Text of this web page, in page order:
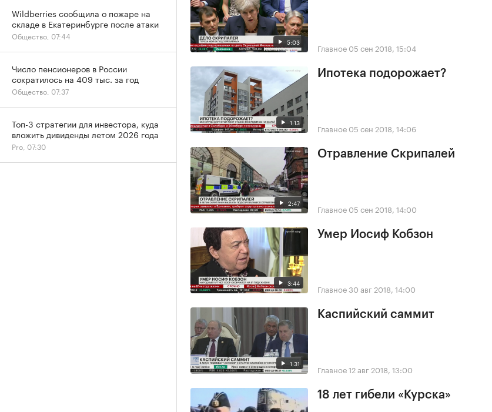
5:03 Главное 05 сен 2018, 15:04
1:13
Ипотека подорожает?
Главное 05 сен 2018, 14:06
2:47
Отравление Скрипалей
Главное 05 сен 2018, 14:00
3:44
Умер Иосиф Кобзон
Главное30 авг 2018, 14:00
1:31
Каспийский саммит
Главное12 авг 2018, 13:00
18 лет гибели «Курска»
Wildberries сообщила о пожаре на
складе в Екатеринбурге после атаки
Общество, 07:44
Число пенсионеров в России
сократилось на 409 тыс. за год
Общество, 07:37
Топ-3 стратегии для инвестора, куда
вложить дивиденды летом 2026 года
Pro, 07:30